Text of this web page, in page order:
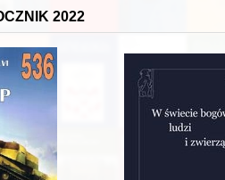
2022